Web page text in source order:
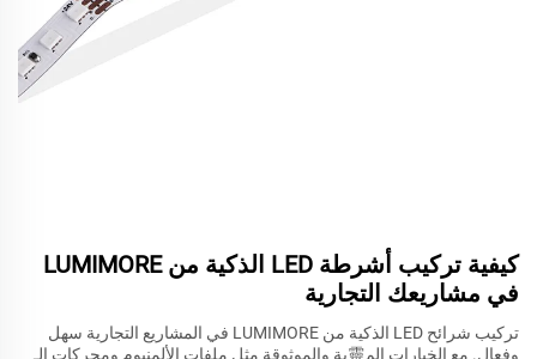
كيفية تركيب أشرطة LED الذكية من LUMIMORE
في مشاريعك التجارية
تركيب شرائح LED الذكية من LUMIMORE في المشاريع التجارية سهل
وفعال. مع الخيارات الم靈بة والموثوقة مثل ملفات الألمنيوم ومحركات الـ